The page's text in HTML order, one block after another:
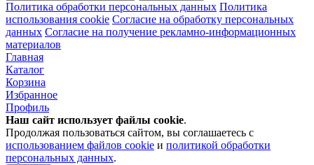
Политика обработки персональных данных Политика
использования cookie Согласие на обработку персональных
данных Согласие на получение рекламно-информационных
материалов
Главная
Каталог
Корзина
Избранное
Профиль
Наш сайт использует файлы cookie.
Продолжая пользоваться сайтом, вы соглашаетесь с
использованием файлов cookie и политикой обработки
персональных данных.